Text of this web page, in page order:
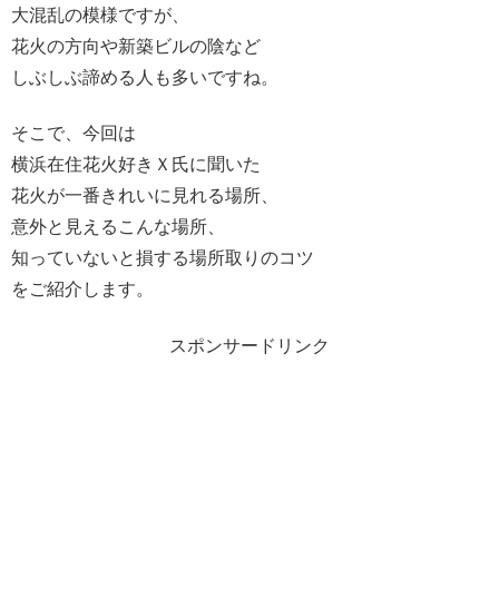
大混乱の模様ですが、
花火の方向や新築ビルの陰など
しぶしぶ諦める人も多いですね。
そこで、今回は
横浜在住花火好きＸ氏に聞いた
花火が一番きれいに見れる場所、
意外と見えるこんな場所、
知っていないと損する場所取りのコツ
をご紹介します。
スポンサードリンク